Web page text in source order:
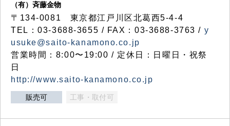
（有）斉藤金物
〒134-0081 東京都江戸川区北葛西5-4-4
TEL：03-3688-3655 / FAX：03-3688-3763 / y
usuke@saito-kanamono.co.jp
営業時間：8:00〜19:00 / 定休日：日曜日・祝祭
日
http://www.saito-kanamono.co.jp
販売可 工事・取付可